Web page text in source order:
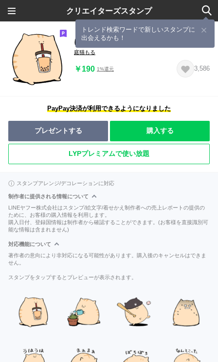
クリエイターズスタンプ
トレンド検索ワードで新しいスタンプに
出会えるかも！
にわねこ６
庭猫もる
￥190 1%還元 3,586
PayPay決済が利用できるようになりました
プレゼントする 購入する
LYPプレミアムで使い放題
スタンプアレンジ/デコレーションに対応
制作者に提供される情報について
LINEヤフー株式会社はスタンプ/絵文字/着せかえ制作者への売上レポートの提供の
ために、お客様の購入情報を利用します。
購入日付、登録国情報は制作者から確認することができます。(お客様を直接識別可
能な情報は含まれません)
対応機能について
著作者の意向により非対応になる可能性があります。購入後のキャンセルはできま
せん。
スタンプをタップするとプレビューが表示されます。